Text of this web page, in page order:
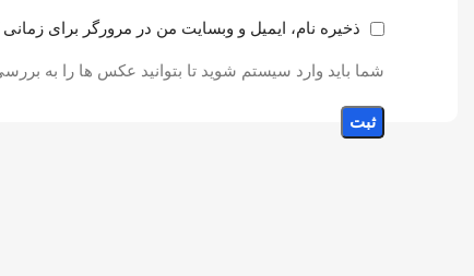
ذخیره نام، ایمیل و وبسایت من در مرورگر برای
شما باید وارد سیستم شوید تا بتوانید عکس ها را به